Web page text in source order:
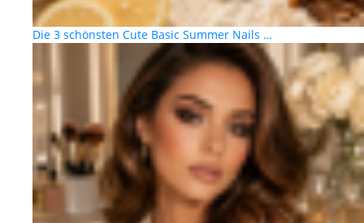
Die 3 schönsten Cute Basic Summer Nails …